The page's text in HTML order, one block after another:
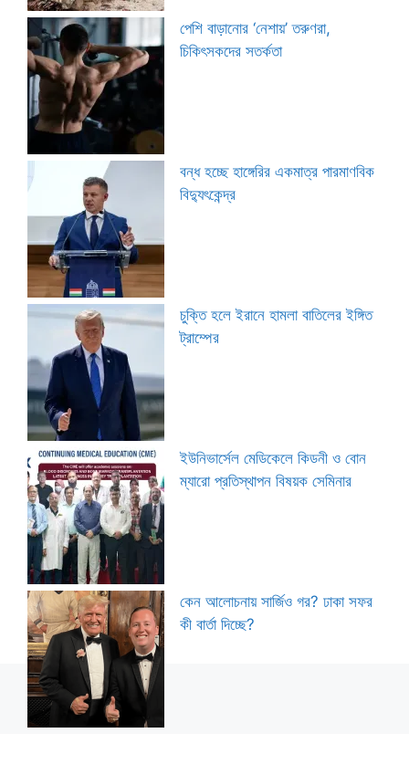
পেশি বাড়ানোর ‘নেশায়’ তরুণরা,
চিকিৎসকদের সতর্কতা
বন্ধ হচ্ছে হাঙ্গেরির একমাত্র পারমাণবিক
বিদ্যুৎকেন্দ্র
চুক্তি হলে ইরানে হামলা বাতিলের ইঙ্গিত
ট্রাম্পের
ইউনিভার্সেল মেডিকেলে কিডনী ও বোন
ম্যারো প্রতিস্থাপন বিষয়ক সেমিনার
কেন আলোচনায় সার্জিও গর? ঢাকা সফর
কী বার্তা দিচ্ছে?